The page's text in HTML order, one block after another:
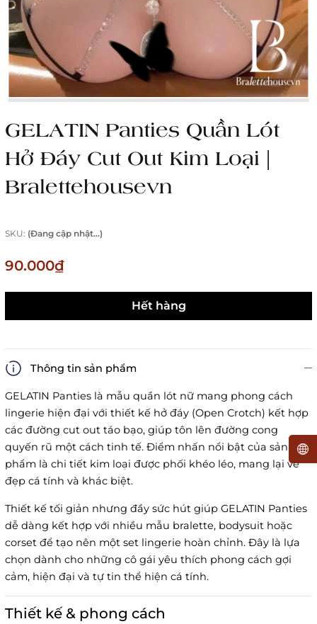
GELATIN Panties Quần Lót
Hở Đáy Cut Out Kim Loại |
Bralettehousevn
SKU: (Đang cập nhật...)
90.000₫
Hết hàng
Thông tin sản phẩm
GELATIN Panties là mẫu quần lót nữ mang phong cách
lingerie hiện đại với thiết kế hở đáy (Open Crotch) kết hợp
các đường cut out táo bạo, giúp tôn lên đường cong
quyến rũ một cách tinh tế. Điểm nhấn nổi bật của sản
phẩm là chi tiết kim loại được phối khéo léo, mang lại vẻ
đẹp cá tính và khác biệt.
Thiết kế tối giản nhưng đầy sức hút giúp GELATIN Panties
dễ dàng kết hợp với nhiều mẫu bralette, bodysuit hoặc
corset để tạo nên một set lingerie hoàn chỉnh. Đây là lựa
chọn dành cho những cô gái yêu thích phong cách gợi
cảm, hiện đại và tự tin thể hiện cá tính.
Thiết kế & phong cách